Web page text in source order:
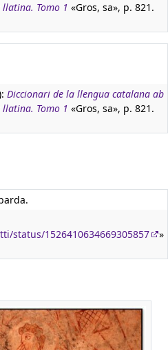
Tomo 1 «Gros, sa», p. 821.
Diccionari de la llengua catalana ab
Tomo 1 «Gros, sa», p. 821.
status/1526410634669305857
»